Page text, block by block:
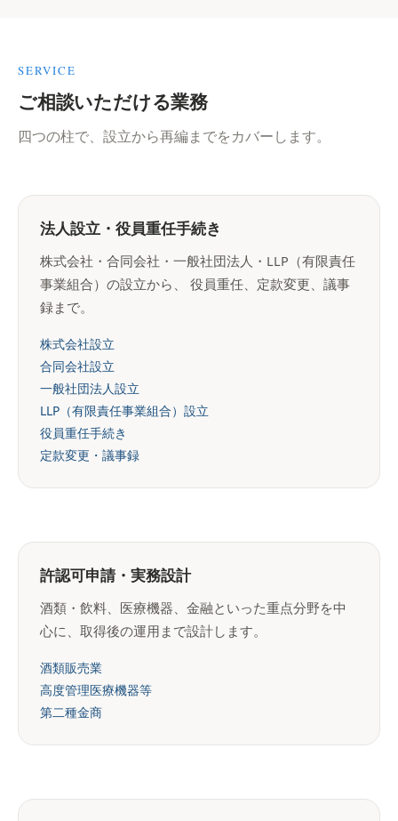
SERVICE
ご相談いただける業務
四つの柱で、設立から再編までをカバーします。
法人設立・役員重任手続き
株式会社・合同会社・一般社団法人・LLP（有限責任
事業組合）の設立から、 役員重任、定款変更、議事
録まで。
株式会社設立
合同会社設立
一般社団法人設立
LLP（有限責任事業組合）設立
役員重任手続き
定款変更・議事録
許認可申請・実務設計
酒類・飲料、医療機器、金融といった重点分野を中
心に、取得後の運用まで設計します。
酒類販売業
高度管理医療機器等
第二種金商